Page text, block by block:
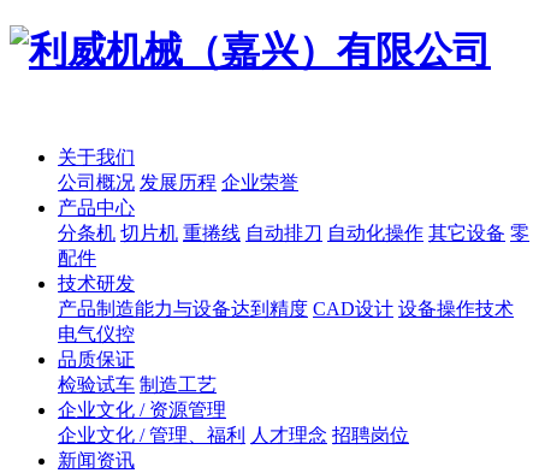
关于我们
公司概况 发展历程 企业荣誉
产品中心
分条机 切片机 重捲线 自动排刀 自动化操作 其它设备 零
配件
技术研发
产品制造能力与设备达到精度 CAD设计 设备操作技术
电气仪控
品质保证
检验试车 制造工艺
企业文化 / 资源管理
企业文化 / 管理、福利
人才理念 招聘岗位
新闻资讯